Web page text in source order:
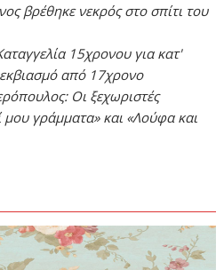
βρέθηκε νεκρός στο σπίτι του
15χρονου για κατ'
από 17χρονο
Οι ξεχωριστές
μου γράμματα» και «Λούφα και